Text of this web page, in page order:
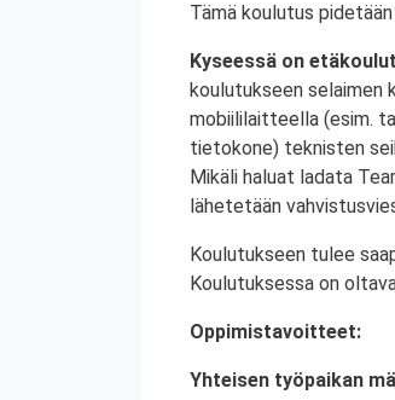
Tämä koulutus
Kyseessä on
koulutukseen
mobiililaitteella (esim.
tietokone) teknisten
Mikäli haluat ladata
lähetetään
Koulutukseen tulee
Koulutuksessa on
Oppimistavoitteet:
Yhteisen työpaikan